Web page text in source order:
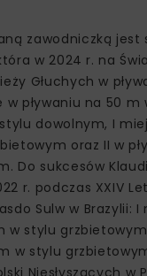
zawodniczką jest
w 2024 r. na
Głuchych w
w pływaniu na 50
dowolnym, I
oraz II w
Do sukcesów
r. podczas XXIV
Sulw w Brazylii:
w stylu
w stylu
Niesłyszących w